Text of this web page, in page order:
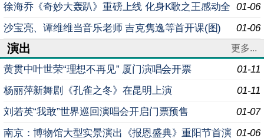
被抢“男友”
01-06
徐海乔《奇妙大轰趴》重磅上线 化身K歌之王感动全
场
01-06
沙宝亮、谭维维当音乐老师 吉克隽逸等首开课(图)
演出 更多...
01-11
黄贯中叶世荣“理想不再见” 厦门演唱会开票
01-11
杨丽萍新舞剧《孔雀之冬》在昆明上演
01-07
刘若英“我敢”世界巡回演唱会开启门票预售
01-06
南京：博物馆大型实景演出《报恩盛典》重阳节首演